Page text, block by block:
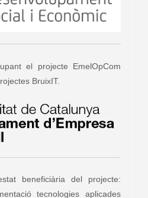
el projecte EmelOpCom
BruixIT.
beneficiària del projecte:
tecnologies aplicades